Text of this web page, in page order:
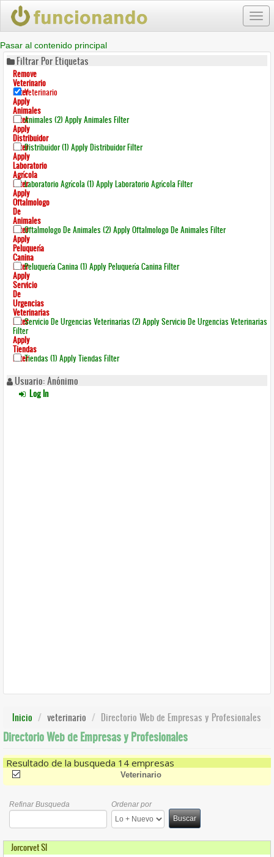
Pasar al contenido principal
Filtrar Por Etiquetas
Remove
Veterinario
FilterVeterinario
Apply
Animales
FilterAnimales (2) Apply Animales Filter
Apply
Distribuidor
FilterDistribuidor (1) Apply Distribuidor Filter
Apply
Laboratorio
Agrícola
FilterLaboratorio Agrícola (1) Apply Laboratorio Agrícola Filter
Apply
Oftalmologo
De
Animales
FilterOftalmologo De Animales (2) Apply Oftalmologo De Animales Filter
Apply
Peluquería
Canina
FilterPeluquería Canina (1) Apply Peluquería Canina Filter
Apply
Servicio
De
Urgencias
Veterinarias
FilterServicio De Urgencias Veterinarias (2) Apply Servicio De Urgencias Veterinarias
Filter
Apply
Tiendas
FilterTiendas (1) Apply Tiendas Filter
Usuario: Anónimo
Log In
Inicio veterinario Directorio Web de Empresas y Profesionales
Directorio Web de Empresas y Profesionales
Resultado de la busqueda 14 empresas
(-) Veterinario
Refinar Busqueda
Ordenar por
Buscar
Jorcorvet Sl